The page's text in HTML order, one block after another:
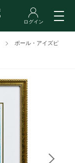
ポール・アイズピ